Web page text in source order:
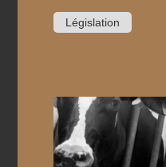
Législation